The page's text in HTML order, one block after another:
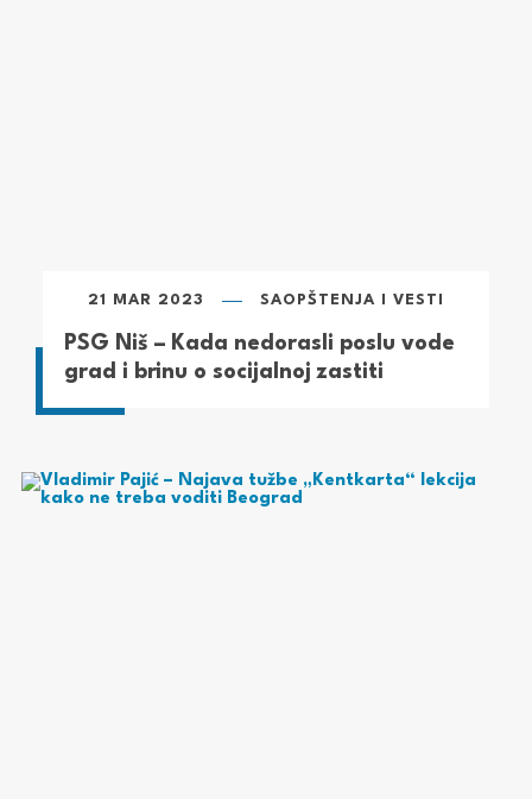
21 MAR 2023 SAOPŠTENJA I VESTI
PSG Niš – Kada nedorasli poslu vode
grad i brinu o socijalnoj zastiti